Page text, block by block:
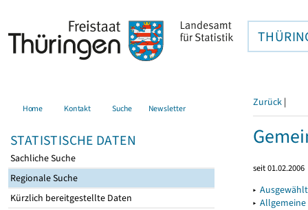
Home Kontakt Suche Newsletter
STATISTISCHE DATEN
Sachliche Suche
Regionale Suche
Kürzlich bereitgestellte Daten
Zurück |
seit 01.02.2006
▸
▸